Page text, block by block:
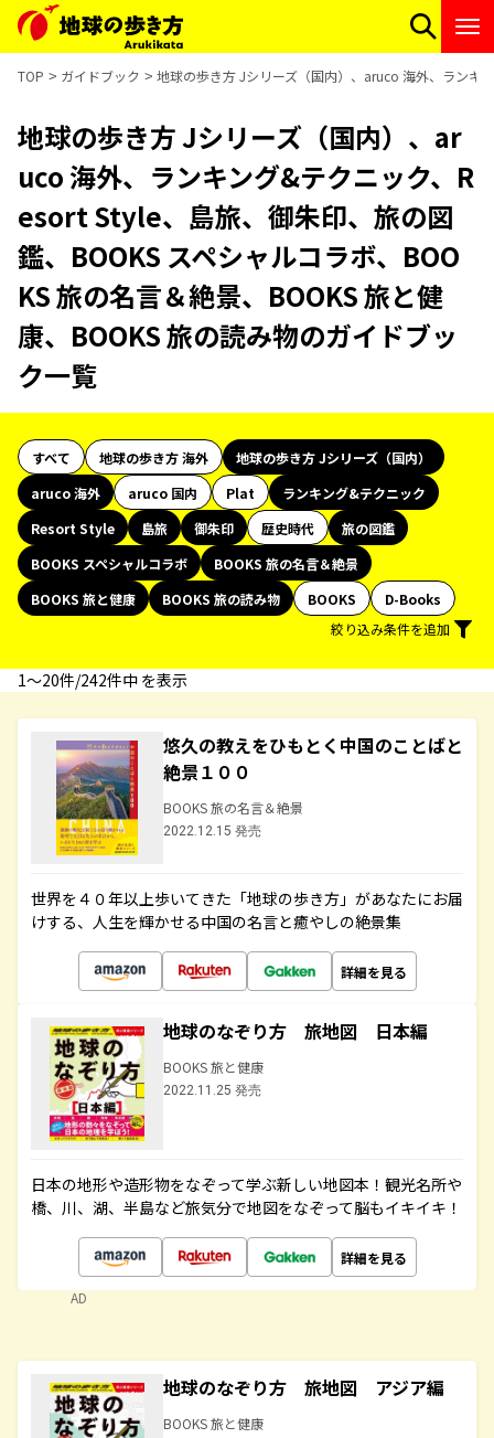
TOP ガイドブック 地球の歩き方 Jシリーズ（国内）、aruco 海外、ランキ
地球の歩き方 Jシリーズ（国内）、ar
uco 海外、ランキング&テクニック、R
esort Style、島旅、御朱印、旅の図
鑑、BOOKS スペシャルコラボ、BOO
KS 旅の名言＆絶景、BOOKS 旅と健
康、BOOKS 旅の読み物のガイドブッ
ク一覧
すべて 地球の歩き方 海外
地球の歩き方 Jシリーズ（国内）
aruco 海外
aruco 国内 Plat
ランキング&テクニック
Resort Style
島旅 御朱印 歴史時代
旅の図鑑
BOOKS スペシャルコラボ
BOOKS 旅の名言＆絶景
BOOKS 旅と健康
BOOKS 旅の読み物 BOOKS
D-Books
絞り込み条件を追加
1〜20件/242件中 を表示
悠久の教えをひもとく中国のことばと
絶景１００
BOOKS 旅の名言＆絶景
2022.12.15 発売
世界を４０年以上歩いてきた「地球の歩き方」があなたにお届
けする、人生を輝かせる中国の名言と癒やしの絶景集
詳細を見る
地球のなぞり方 旅地図 日本編
BOOKS 旅と健康
2022.11.25 発売
日本の地形や造形物をなぞって学ぶ新しい地図本！観光名所や
橋、川、湖、半島など旅気分で地図をなぞって脳もイキイキ！
詳細を見る
AD
地球のなぞり方 旅地図 アジア編
BOOKS 旅と健康